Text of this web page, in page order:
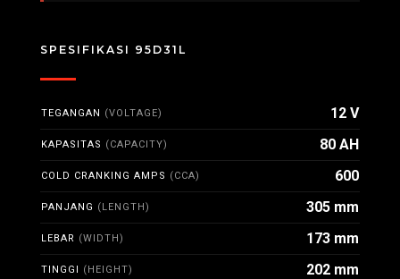
SPESIFIKASI 95D31L
TEGANGAN (VOLTAGE) 12 V
KAPASITAS (CAPACITY) 80 AH
COLD CRANKING AMPS (CCA) 600
PANJANG (LENGTH) 305 mm
LEBAR (WIDTH) 173 mm
TINGGI (HEIGHT) 202 mm